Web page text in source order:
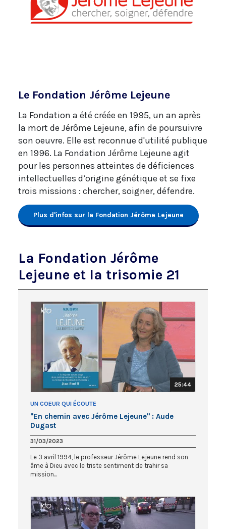
Le Fondation Jérôme Lejeune
La Fondation a été créée en 1995, un an après
la mort de Jérôme Lejeune, afin de poursuivre
son oeuvre. Elle est reconnue d'utilité publique
en 1996. La Fondation Jérôme Lejeune agit
pour les personnes atteintes de déficiences
intellectuelles d’origine génétique et se fixe
trois missions : chercher, soigner, défendre.
Plus d'infos sur la Fondation Jérôme Lejeune
La Fondation Jérôme
Lejeune et la trisomie 21
25:44
UN COEUR QUI ÉCOUTE
"En chemin avec Jérôme Lejeune" : Aude
Dugast
31/03/2023
Le 3 avril 1994, le professeur Jérôme Lejeune rend son
âme à Dieu avec le triste sentiment de trahir sa
mission...